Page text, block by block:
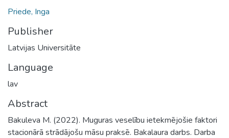
Priede, Inga
Publisher
Latvijas Universitāte
Language
lav
Abstract
Bakuleva M. (2022). Muguras veselību ietekmējošie faktori
stacionārā strādājošu māsu praksē. Bakalaura darbs. Darba